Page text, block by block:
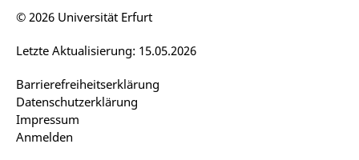
Barrierefreiheitserklärung
Datenschutzerklärung
Impressum
Anmelden
Letzte Aktualisierung: 15.05.2026
© 2026 Universität Erfurt